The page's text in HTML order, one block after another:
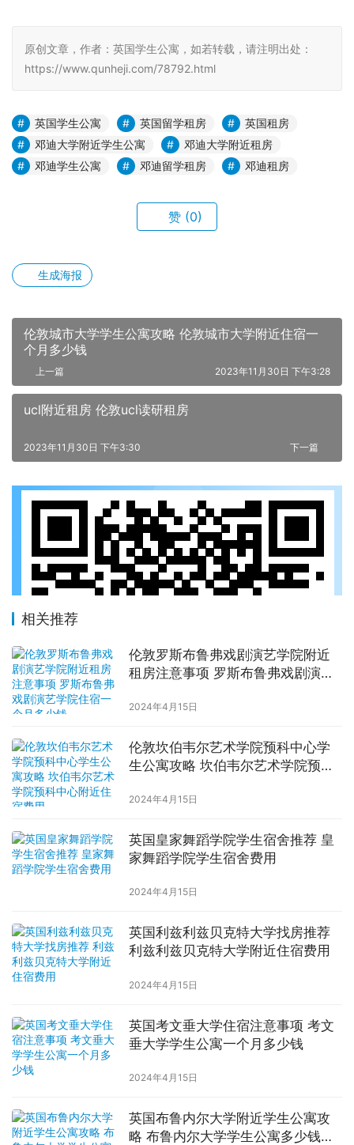
原创文章，作者：英国学生公寓，如若转载，请注明出处：
https://www.qunheji.com/78792.html
英国学生公寓 英国留学租房
英国租房
邓迪大学附近学生公寓
邓迪大学附近租房
邓迪学生公寓
邓迪留学租房 邓迪租房
赞 (0)
生成海报
伦敦城市大学学生公寓攻略 伦敦城市大学附近住宿一
个月多少钱
上一篇 2023年11月30日 下午3:28
ucl附近租房 伦敦ucl读研租房
下一篇
2023年11月30日 下午3:30
相关推荐
伦敦罗斯布鲁弗戏剧演艺学院附近
租房注意事项 罗斯布鲁弗戏剧演艺
2024年4月15日
伦敦坎伯韦尔艺术学院预科中心学
生公寓攻略 坎伯韦尔艺术学院预科
2024年4月15日
英国皇家舞蹈学院学生宿舍推荐 皇
家舞蹈学院学生宿舍费用
2024年4月15日
英国利兹利兹贝克特大学找房推荐
利兹利兹贝克特大学附近住宿费用
2024年4月15日
英国考文垂大学住宿注意事项 考文
垂大学学生公寓一个月多少钱
2024年4月15日
英国布鲁内尔大学附近学生公寓攻
略 布鲁内尔大学学生公寓多少钱一